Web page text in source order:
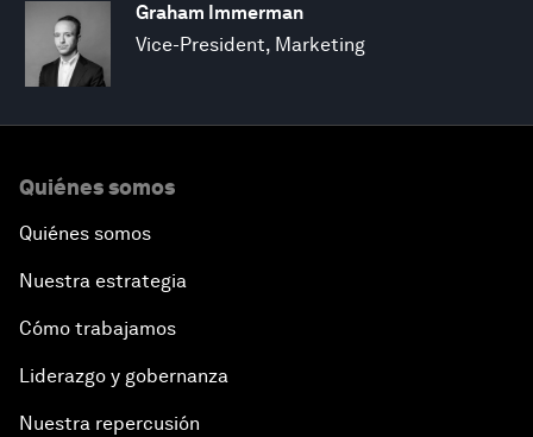
Graham Immerman
Vice-President, Marketing
Quiénes somos
Quiénes somos
Nuestra estrategia
Cómo trabajamos
Liderazgo y gobernanza
Nuestra repercusión